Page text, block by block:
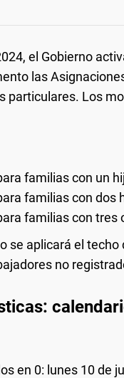
el Gobierno
las
particulares. Los
familias con un
familias con dos
familias con tres
se aplicará el
no
en 0: lunes 10 de